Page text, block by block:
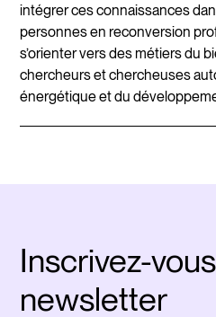
intégrer ces connaissances
personnes en reconversion
s’orienter vers des métiers du
chercheurs et chercheuses
énergétique et du
Inscrivez-
newsletter